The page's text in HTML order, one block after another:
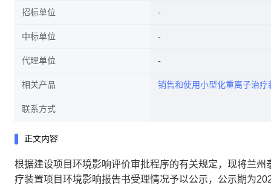
招标单位
中标单位
代理单位
相关产品 销售和使用小型化重离子治疗
联系方式
正文内容
根据建设项目环境影响评价审批程序的有关规定，现将兰州
疗装置项目环境影响报告书受理情况予以公示， 公示期为